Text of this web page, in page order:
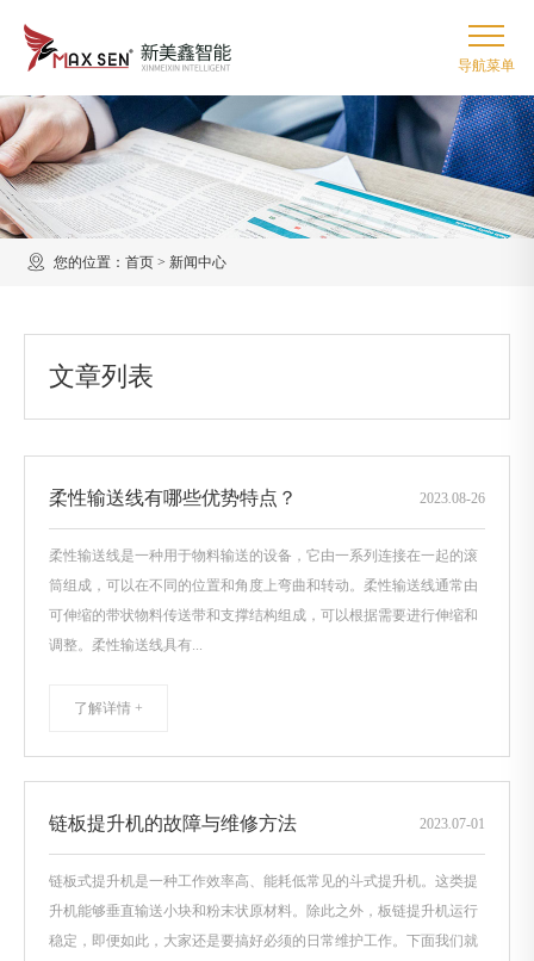
您的位置： 首页 > 新闻中心
文章列表
2023.08-26
柔性输送线有哪些优势特点？
柔性输送线是一种用于物料输送的设备，它由一系列连接在一起的滚
筒组成，可以在不同的位置和角度上弯曲和转动。柔性输送线通常由
可伸缩的带状物料传送带和支撑结构组成，可以根据需要进行伸缩和
调整。柔性输送线具有...
了解详情 +
2023.07-01
链板提升机的故障与维修方法
链板式提升机是一种工作效率高、能耗低常见的斗式提升机。这类提
升机能够垂直输送小块和粉末状原材料。除此之外，板链提升机运行
稳定，即便如此，大家还是要搞好必须的日常维护工作。下面我们就